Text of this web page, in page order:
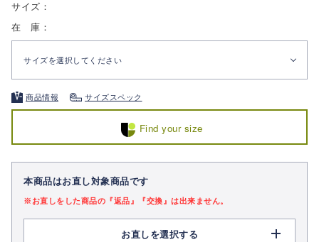
サイズ：
在 庫：
サイズを選択してください
商品情報 サイズスペック
Find your size
本商品はお直し対象商品です
※お直しをした商品の『返品』『交換』は出来ません。
お直しを選択する